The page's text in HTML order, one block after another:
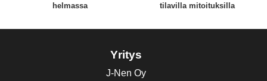
helmassa
tilavilla mitoituksilla
Yritys
J-Nen Oy